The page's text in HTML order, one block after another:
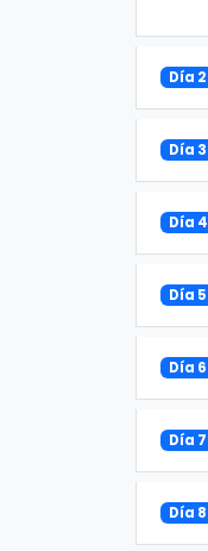
Día 2
Día 3
Día 4
Día 5
Día 6
Día 7
Día 8